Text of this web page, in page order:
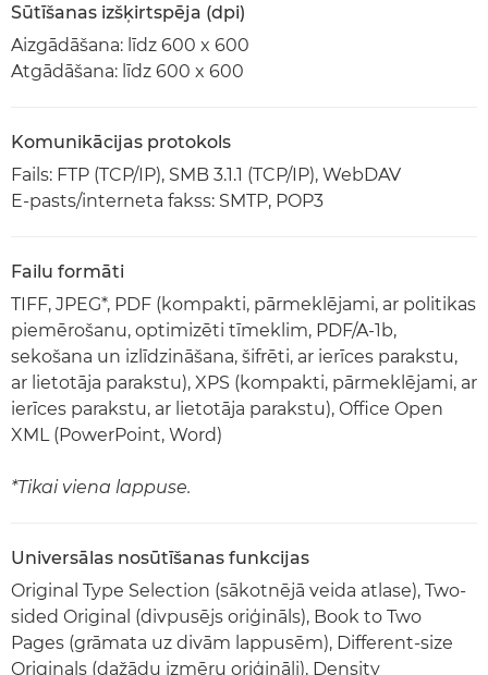
Sūtīšanas izšķirtspēja (dpi)
Aizgādāšana: līdz 600 x 600
Atgādāšana: līdz 600 x 600
Komunikācijas protokols
Fails: FTP (TCP/IP), SMB 3.1.1 (TCP/IP), WebDAV
E-pasts/interneta fakss: SMTP, POP3
Failu formāti
TIFF, JPEG*, PDF (kompakti, pārmeklējami, ar politikas
piemērošanu, optimizēti tīmeklim, PDF/A-1b,
sekošana un izlīdzināšana, šifrēti, ar ierīces parakstu,
ar lietotāja parakstu), XPS (kompakti, pārmeklējami, ar
ierīces parakstu, ar lietotāja parakstu), Office Open
XML (PowerPoint, Word)
*Tikai viena lappuse.
Universālas nosūtīšanas funkcijas
Original Type Selection (sākotnējā veida atlase), Two-
sided Original (divpusējs oriģināls), Book to Two
Pages (grāmata uz divām lappusēm), Different-size
Originals (dažādu izmēru oriģināli), Density